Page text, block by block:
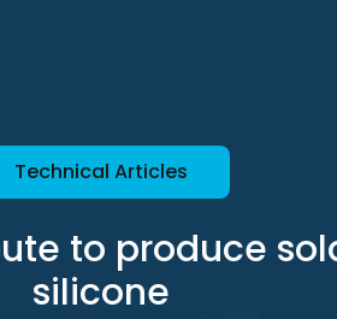
Technical Articles
to produce
silicone